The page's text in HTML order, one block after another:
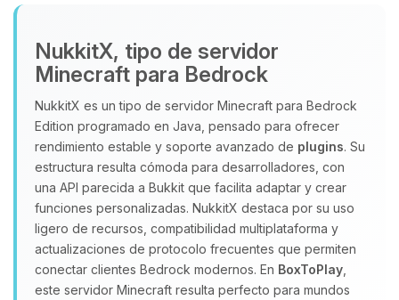
NukkitX, tipo de servidor
Minecraft para Bedrock
NukkitX es un tipo de servidor Minecraft para Bedrock
Edition programado en Java, pensado para ofrecer
rendimiento estable y soporte avanzado de plugins. Su
estructura resulta cómoda para desarrolladores, con
una API parecida a Bukkit que facilita adaptar y crear
funciones personalizadas. NukkitX destaca por su uso
ligero de recursos, compatibilidad multiplataforma y
actualizaciones de protocolo frecuentes que permiten
conectar clientes Bedrock modernos. En BoxToPlay
este servidor Minecraft resulta perfecto para mundos
Yupi, por fin alguien con quien
hablar! Soy Choupy, tu pequeno
asistente de BoxToPlay. Cuentame
que necesitas y moveré mis
pequenos circuitos para ayudarte.
07/08/2026 09:52